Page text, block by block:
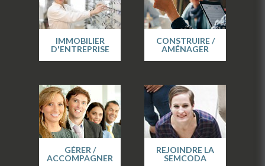
IMMOBILIER
D'ENTREPRISE
CONSTRUIRE /
AMÉNAGER
GÉRER /
ACCOMPAGNER
REJOINDRE LA
SEMCODA